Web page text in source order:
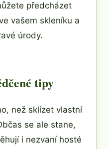
předcházet
vašem skleníku a
úrody.
tipy
než sklízet vlastní
se ale stane,
i nezvaní hosté